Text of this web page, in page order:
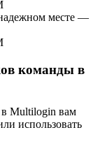
месте —
команды в
Multilogin вам
использовать